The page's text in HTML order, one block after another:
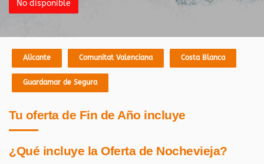
No disponible
Alicante Comunitat Valenciana Costa Blanca
Guardamar de Segura
Tu oferta de Fin de Año incluye
¿Qué incluye la Oferta de Nochevieja?